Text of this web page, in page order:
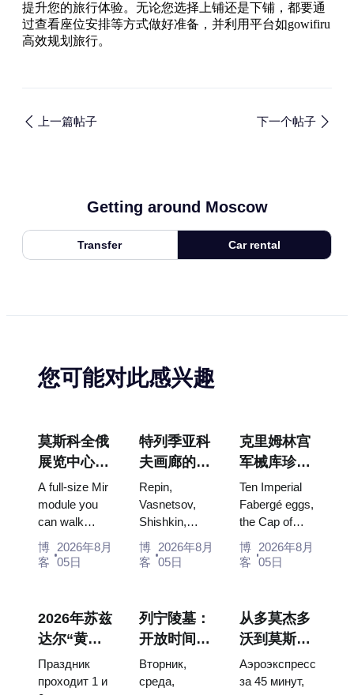
提升您的旅行体验。无论您选择上铺还是下铺，都要通
过查看座位安排等方式做好准备，并利用平台如gowifiru
高效规划旅行。
上一篇帖子 下一个帖子
Getting around Moscow
Transfer Car rental
您可能对此感兴趣
莫斯科全俄
展览中心
“宇宙馆”：
俄罗斯最大
的太空展览
馆内景
A full-size Mir
module you
can walk
through, the
Energia–
descent
capsules and
120 pieces of
flight...
博
客
2026年8月
05日
特列季亚科
夫画廊的杰
作：值得为
此安排行程
的画作
Repin,
Vasnetsov,
Shishkin,
Vrubel, Serov
and Surikov
people, where
they hang,
and why
booking the...
博
客
2026年8月
05日
克里姆林宫
军械库珍
宝：法贝热
彩蛋、宝座
与加冕礼服
Ten Imperial
Fabergé eggs,
the Cap of
Monomakh,
the double
the coronation
dress of
Catherine...
博
客
2026年8月
05日
2026年苏兹
达尔“黄瓜
节”：门
票、日期及
Праздник
проходит 1 и
列宁陵墓：
开放时间、
入场和与克
里姆林宫的
Вторник,
среда,
从多莫杰多
沃到莫斯科
市中心：乘
坐空铁、公
Аэроэкспресс
за 45 минут,